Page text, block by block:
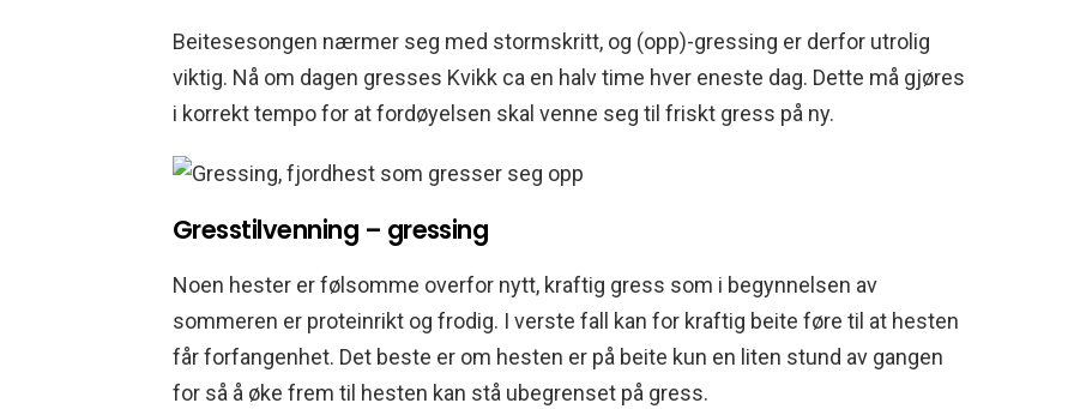
Beitesesongen nærmer seg med stormskritt, og (opp)-gressing er derfor utrolig
viktig. Nå om dagen gresses Kvikk ca en halv time hver eneste dag. Dette må gjøres
i korrekt tempo for at fordøyelsen skal venne seg til friskt gress på ny.
Gresstilvenning – gressing
Noen hester er følsomme overfor nytt, kraftig gress som i begynnelsen av
sommeren er proteinrikt og frodig. I verste fall kan for kraftig beite føre til at hesten
får forfangenhet. Det beste er om hesten er på beite kun en liten stund av gangen
for så å øke frem til hesten kan stå ubegrenset på gress.